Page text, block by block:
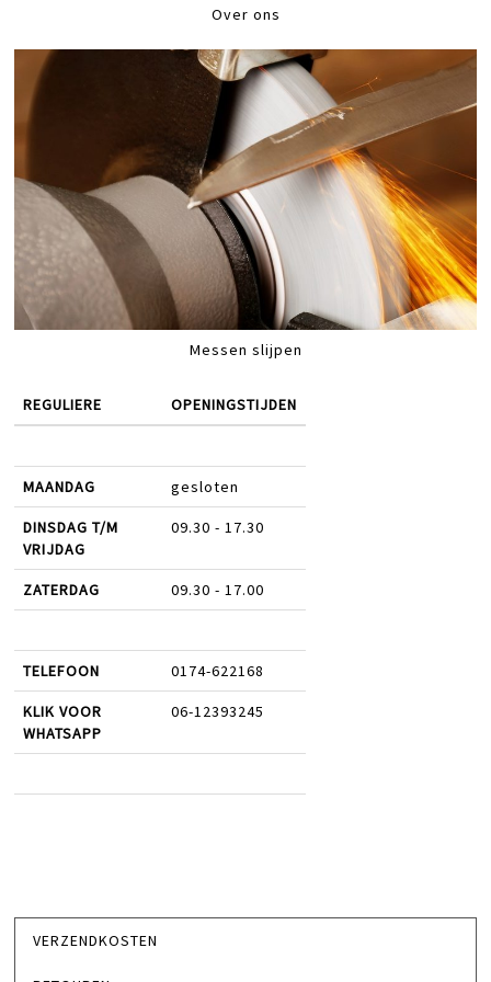
Over ons
Messen slijpen
REGULIERE OPENINGSTIJDEN
MAANDAG gesloten
DINSDAG T/M
VRIJDAG
09.30 - 17.30
ZATERDAG 09.30 - 17.00
TELEFOON 0174-622168
KLIK VOOR
WHATSAPP
06-12393245
VERZENDKOSTEN